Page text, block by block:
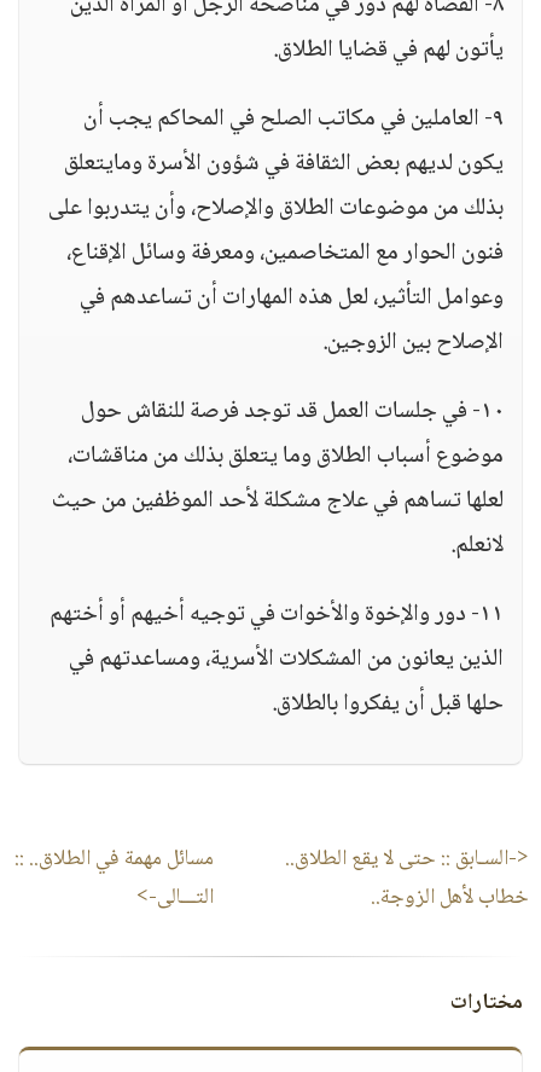
يأتون لهم في قضايا الطلاق.
٩- العاملين في مكاتب الصلح في المحاكم يجب أن
يكون لديهم بعض الثقافة في شؤون الأسرة ومايتعلق
بذلك من موضوعات الطلاق والإصلاح، وأن يتدربوا على
فنون الحوار مع المتخاصمين، ومعرفة وسائل الإقناع،
وعوامل التأثير، لعل هذه المهارات أن تساعدهم في
الإصلاح بين الزوجين.
١٠- في جلسات العمل قد توجد فرصة للنقاش حول
موضوع أسباب الطلاق وما يتعلق بذلك من مناقشات،
لعلها تساهم في علاج مشكلة لأحد الموظفين من حيث
لانعلم.
١١- دور والإخوة والأخوات في توجيه أخيهم أو أختهم
الذين يعانون من المشكلات الأسرية، ومساعدتهم في
حلها قبل أن يفكروا بالطلاق.
<-السـابق :: حتى لا يقع الطلاق..
خطاب لأهل الزوجة..
مسائل مهمة في الطلاق.. ::
التـــالى->
مختارات